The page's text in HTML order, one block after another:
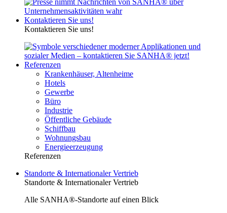
Kontaktieren Sie uns!
Kontaktieren Sie uns!
Referenzen
Krankenhäuser, Altenheime
Hotels
Gewerbe
Büro
Industrie
Öffentliche Gebäude
Schiffbau
Wohnungsbau
Energieerzeugung
Referenzen
Standorte & Internationaler Vertrieb
Standorte & Internationaler Vertrieb
Alle SANHA®-Standorte auf einen Blick